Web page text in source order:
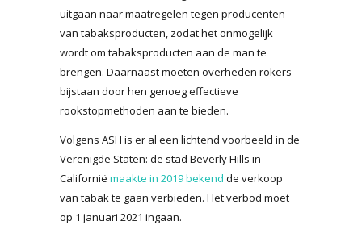
uitgaan naar maatregelen tegen producenten
van tabaksproducten, zodat het onmogelijk
wordt om tabaksproducten aan de man te
brengen. Daarnaast moeten overheden rokers
bijstaan door hen genoeg effectieve
rookstopmethoden aan te bieden.
Volgens ASH is er al een lichtend voorbeeld in de
Verenigde Staten: de stad Beverly Hills in
Californië maakte in 2019 bekend de verkoop
van tabak te gaan verbieden. Het verbod moet
op 1 januari 2021 ingaan.